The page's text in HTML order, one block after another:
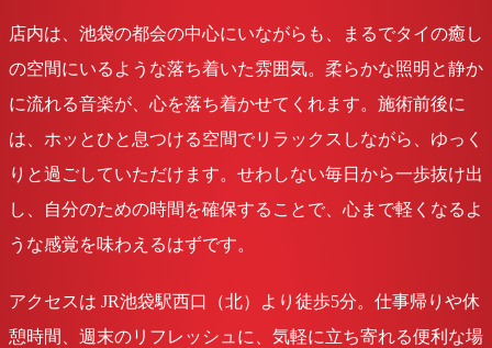
店内は、池袋の都会の中心にいながらも、まるでタイの癒し
の空間にいるような落ち着いた雰囲気。柔らかな照明と静か
に流れる音楽が、心を落ち着かせてくれます。施術前後に
は、ホッとひと息つける空間でリラックスしながら、ゆっく
りと過ごしていただけます。せわしない毎日から一歩抜け出
し、自分のための時間を確保することで、心まで軽くなるよ
うな感覚を味わえるはずです。
アクセスは JR池袋駅西口（北）より徒歩5分。仕事帰りや休
憩時間、週末のリフレッシュに、気軽に立ち寄れる便利な場